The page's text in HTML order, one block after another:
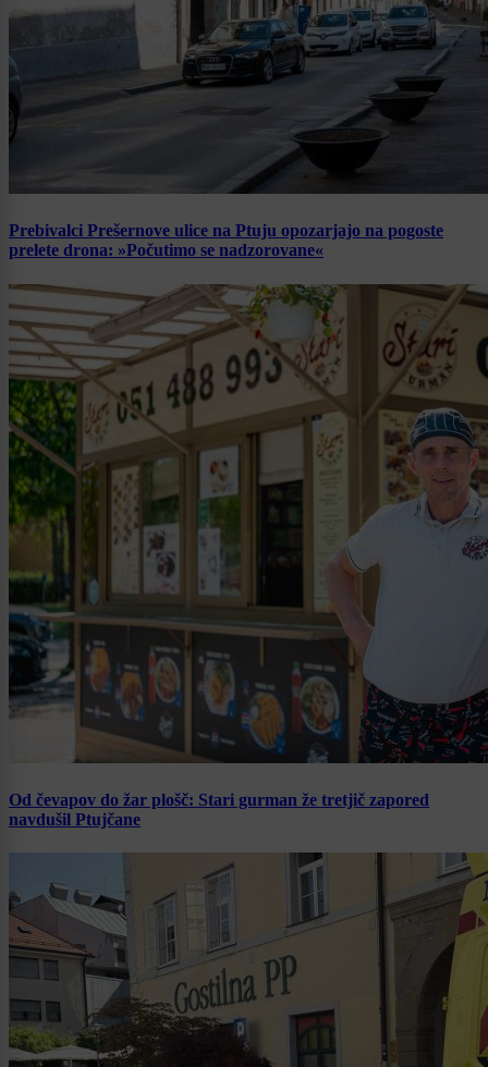
Prebivalci Prešernove ulice na Ptuju opozarjajo na pogoste
prelete drona: »Počutimo se nadzorovane«
Od čevapov do žar plošč: Stari gurman že tretjič zapored
navdušil Ptujčane